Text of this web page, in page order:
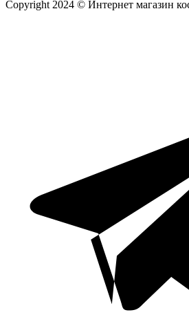
Copyright 2024 © Интернет магазин